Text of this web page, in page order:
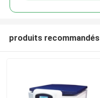
produits recommandés